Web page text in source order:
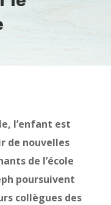
l’enfant est
de nouvelles
de l’école
poursuivent
collègues des